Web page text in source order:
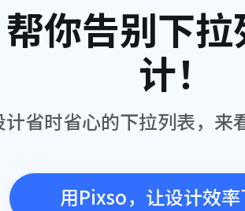
帮你告别下
计！
计省时省心的下拉列表，来
用Pixso，让设计效